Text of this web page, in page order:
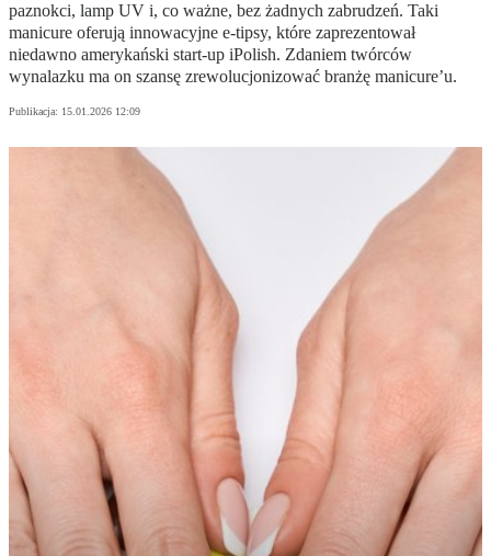
paznokci, lamp UV i, co ważne, bez żadnych zabrudzeń. Taki
manicure oferują innowacyjne e-tipsy, które zaprezentował
niedawno amerykański start-up iPolish. Zdaniem twórców
wynalazku ma on szansę zrewolucjonizować branżę manicure’u.
Publikacja: 15.01.2026 12:09